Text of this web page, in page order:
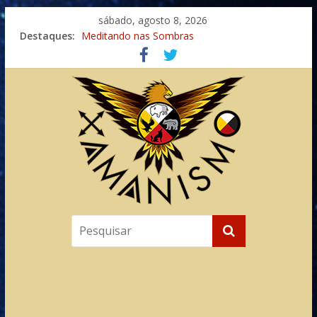
sábado, agosto 8, 2026
Destaques: Meditando nas Sombras
Autosuficiência: A Jornada do Espírito Ancestral
Xamanismo Universal
Totens – Caminho Espiritual – Crescimento
Imaginação na Cura